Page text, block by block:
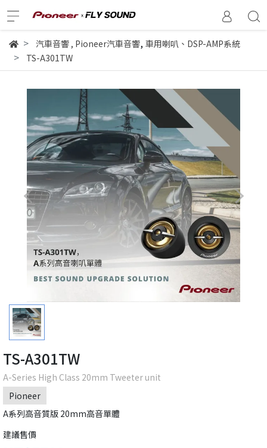
汽車音響, Pioneer汽車音響, 車用喇叭、DSP-AMP系統
TS-A301TW
TS-A301TW
A-Series High Class 20mm Tweeter unit
Pioneer
A系列高音質版 20mm高音單體
建議售價